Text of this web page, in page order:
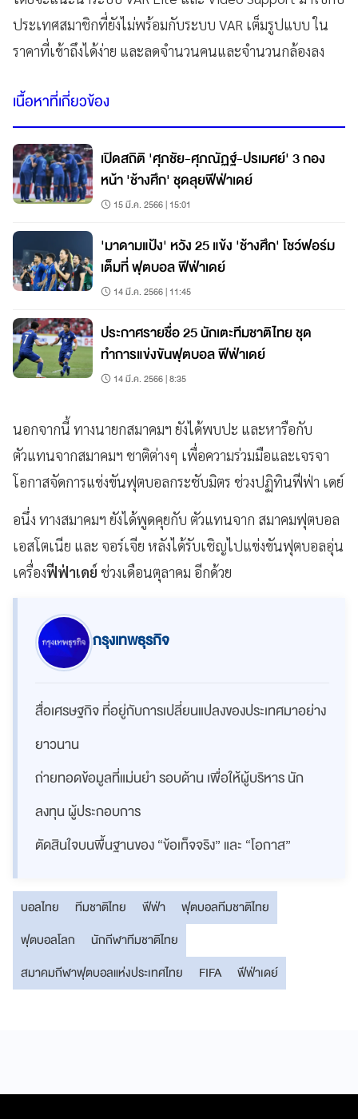
ประเทศสมาชิกที่ยังไม่พร้อมกับระบบ VAR เต็มรูปแบบ ใน
ราคาที่เข้าถึงได้ง่าย และลดจำนวนคนและจำนวนกล้องลง
เนื้อหาที่เกี่ยวข้อง
เปิดสถิติ 'ศุภชัย-ศุภณัฏฐ์-ปรเมศย์' 3 กอง
หน้า 'ช้างศึก' ชุดลุยฟีฟ่าเดย์
15 มี.ค. 2566 | 15:01
'มาดามแป้ง' หวัง 25 แข้ง 'ช้างศึก' โชว์ฟอร์ม
เต็มที่ ฟุตบอล ฟีฟ่าเดย์
14 มี.ค. 2566 | 11:45
ประกาศรายชื่อ 25 นักเตะทีมชาติไทย ชุด
ทำการแข่งขันฟุตบอล ฟีฟ่าเดย์
14 มี.ค. 2566 | 8:35
นอกจากนี้ ทางนายกสมาคมฯ ยังได้พบปะ และหารือกับ
ตัวแทนจากสมาคมฯ ชาติต่างๆ เพื่อความร่วมมือและเจรจา
โอกาสจัดการแข่งขันฟุตบอลกระชับมิตร ช่วงปฏิทินฟีฟ่า เดย์
อนึ่ง ทางสมาคมฯ ยังได้พูดคุยกับ ตัวแทนจาก สมาคมฟุตบอล
เอสโตเนีย และ จอร์เจีย หลังได้รับเชิญไปแข่งขันฟุตบอลอุ่น
เครื่องฟีฟ่าเดย์ ช่วงเดือนตุลาคม อีกด้วย
กรุงเทพธุรกิจ
สื่อเศรษฐกิจ ที่อยู่กับการเปลี่ยนแปลงของประเทศมาอย่าง
ยาวนาน
ถ่ายทอดข้อมูลที่แม่นยำ รอบด้าน เพื่อให้ผู้บริหาร นัก
ลงทุน ผู้ประกอบการ
ตัดสินใจบนพื้นฐานของ “ข้อเท็จจริง” และ “โอกาส”
บอลไทย ทีมชาติไทย ฟีฟ่า
ฟุตบอลทีมชาติไทย
ฟุตบอลโลก
นักกีฬาทีมชาติไทย
สมาคมกีฬาฟุตบอลแห่งประเทศไทย
FIFA ฟีฟ่าเดย์